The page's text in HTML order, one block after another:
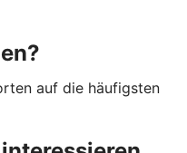
auf die häufigsten